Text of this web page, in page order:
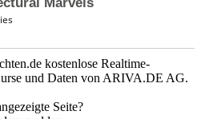
kostenlose Realtime-
und Daten von ARIVA.DE AG.
Seite?